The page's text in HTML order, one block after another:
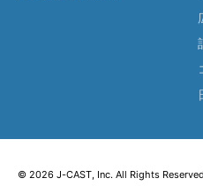
© 2026 J-CAST, Inc. All Rights